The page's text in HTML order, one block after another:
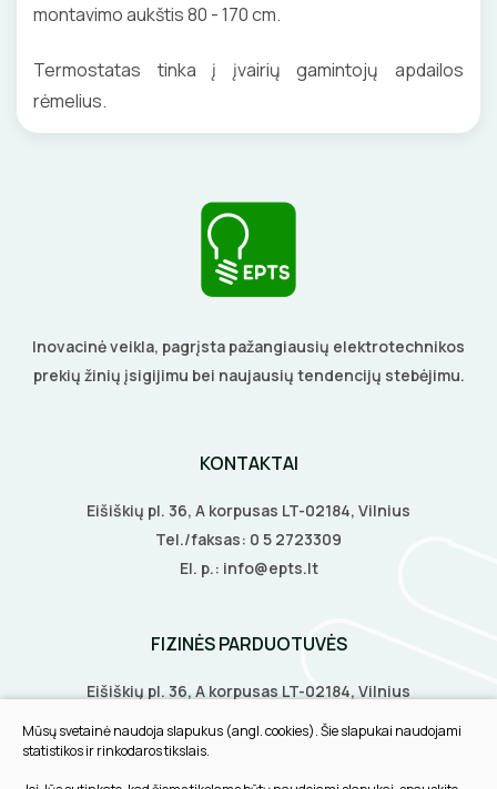
montavimo aukštis 80 - 170 cm.
Termostatas tinka į įvairių gamintojų apdailos
rėmelius.
Inovacinė veikla, pagrįsta pažangiausių elektrotechnikos
prekių žinių įsigijimu bei naujausių tendencijų stebėjimu.
KONTAKTAI
Eišiškių pl. 36, A korpusas LT-02184, Vilnius
Tel./faksas: 0 5 2723309
El. p.: info@epts.lt
FIZINĖS PARDUOTUVĖS
Eišiškių pl. 36, A korpusas LT-02184, Vilnius
Biruliškių g. 8, LT-52168, Kaunas
Tilžės g. 60, LT-91108, Klaipėda
Mūsų svetainė naudoja slapukus (angl. cookies). Šie slapukai naudojami
statistikos ir rinkodaros tikslais.